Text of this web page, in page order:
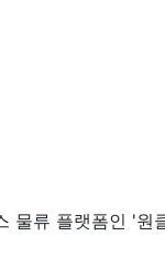
물류 플랫폼인 '